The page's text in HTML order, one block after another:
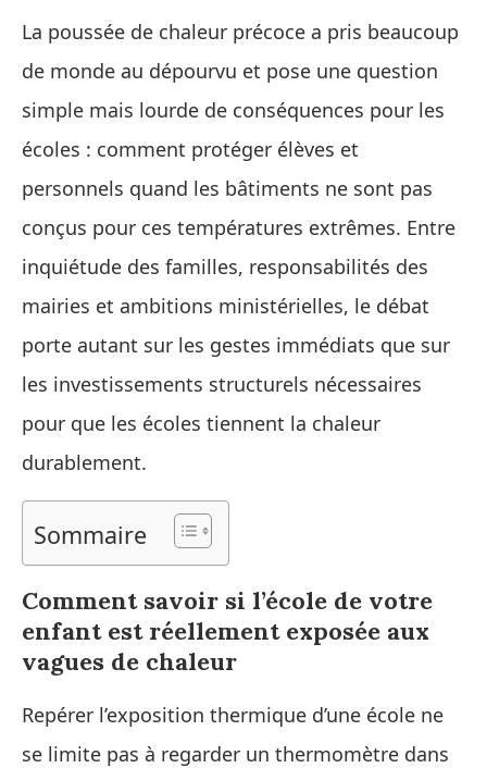
La poussée de chaleur précoce a pris beaucoup
de monde au dépourvu et pose une question
simple mais lourde de conséquences pour les
écoles : comment protéger élèves et
personnels quand les bâtiments ne sont pas
conçus pour ces températures extrêmes. Entre
inquiétude des familles, responsabilités des
mairies et ambitions ministérielles, le débat
porte autant sur les gestes immédiats que sur
les investissements structurels nécessaires
pour que les écoles tiennent la chaleur
durablement.
Sommaire
Comment savoir si l’école de votre
enfant est réellement exposée aux
vagues de chaleur
Repérer l’exposition thermique d’une école ne
se limite pas à regarder un thermomètre dans